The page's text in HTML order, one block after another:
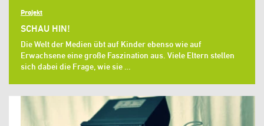
Projekt
SCHAU HIN!
Die Welt der Medien übt auf Kinder ebenso wie auf
Erwachsene eine große Faszination aus. Viele Eltern stellen
sich dabei die Frage, wie sie …